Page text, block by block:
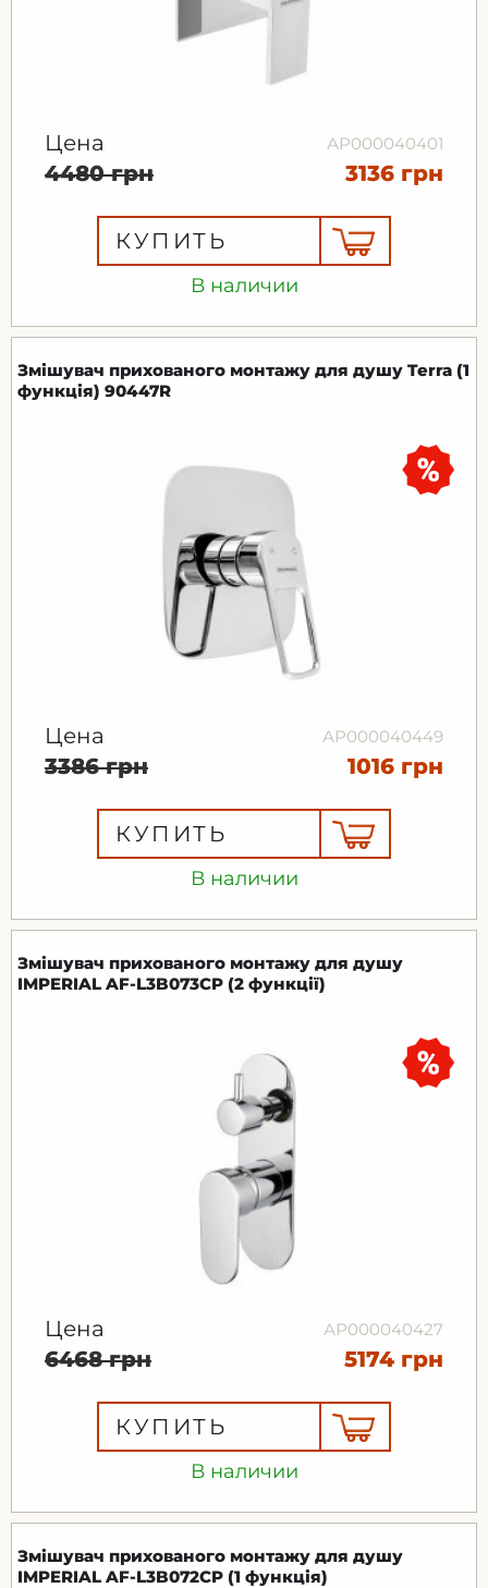
В наличии
Цена АР000040401
4480 грн 3136 грн
КУПИТЬ
В наличии
Змішувач прихованого монтажу для душу Terra (1
функція) 90447R
Цена АР000040449
3386 грн 1016 грн
КУПИТЬ
В наличии
Змішувач прихованого монтажу для душу
IMPERIAL AF-L3B073CP (2 функції)
Цена АР000040427
6468 грн 5174 грн
КУПИТЬ
Змішувач прихованого монтажу для душу
IMPERIAL AF-L3B072CP (1 функція)